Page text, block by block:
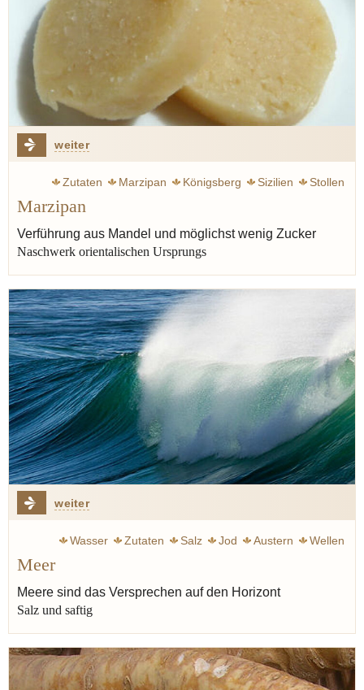
weiter
Zutaten Marzipan Königsberg Sizilien Stollen
Marzipan
Verführung aus Mandel und möglichst wenig Zucker
Naschwerk orientalischen Ursprungs
weiter
Wasser Zutaten Salz Jod Austern Wellen
Meer
Meere sind das Versprechen auf den Horizont
Salz und saftig